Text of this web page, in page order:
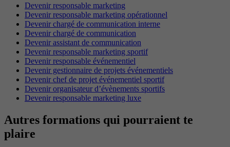
Devenir responsable marketing
Devenir responsable marketing opérationnel
Devenir chargé de communication interne
Devenir chargé de communication
Devenir assistant de communication
Devenir responsable marketing sportif
Devenir responsable événementiel
Devenir gestionnaire de projets événementiels
Devenir chef de projet événementiel sportif
Devenir organisateur d’évènements sportifs
Devenir responsable marketing luxe
Autres formations qui pourraient te
plaire